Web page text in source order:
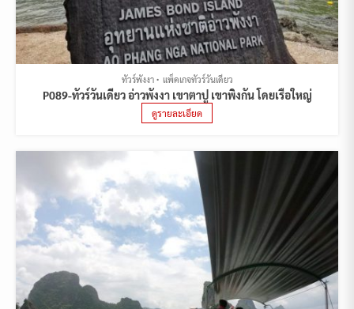
ทัวร์พังงา แพ็คเกจทัวร์วันเดียว
P089-ทัวร์วันเดียว อ่าวพังงา เขาตาปู เขาพิงกัน โดยเรือใหญ่
ดูรายละเอียด